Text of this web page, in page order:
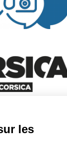
d’information
de la Corse.